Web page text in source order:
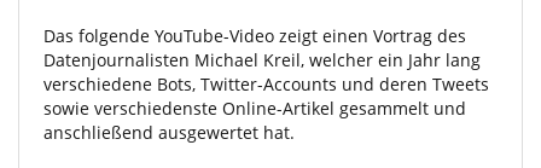
Das folgende YouTube-Video zeigt einen Vortrag des
Datenjournalisten Michael Kreil, welcher ein Jahr lang
verschiedene Bots, Twitter-Accounts und deren Tweets
sowie verschiedenste Online-Artikel gesammelt und
anschließend ausgewertet hat.